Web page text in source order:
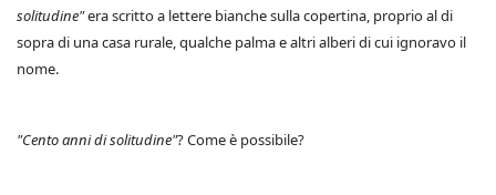
solitudine"era scritto a lettere bianche sulla copertina, proprio al di
sopra di una casa rurale, qualche palma e altri alberi di cui ignoravo il
nome.
"Cento anni di solitudine"? Come è possibile?